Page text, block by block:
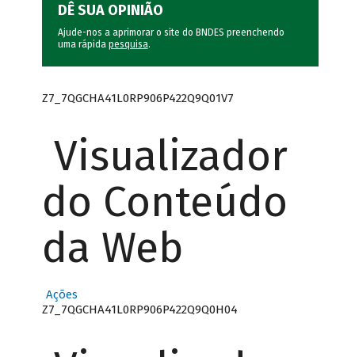
DÊ SUA OPINIÃO
Ajude-nos a aprimorar o site do BNDES preenchendo
uma rápida pesquisa.
Z7_7QGCHA41L0RP906P422Q9Q01V7
Visualizador
do Conteúdo
da Web
Ações
Z7_7QGCHA41L0RP906P422Q9Q0H04